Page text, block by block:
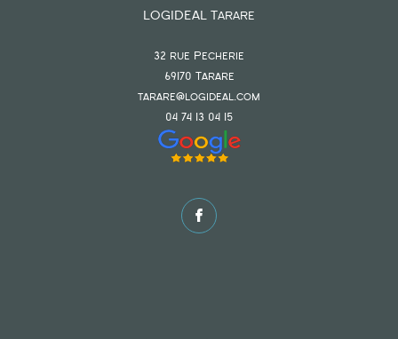
LOGIDEAL Tarare
32 rue Pecherie
69170 tarare
tarare@logideal.com
04 74 13 04 15